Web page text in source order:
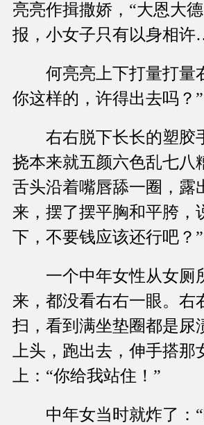
亮亮作揖撒娇，“大恩大
报，小女子只有以身相
何亮亮上下打量打量
你这样的，许得出去吗？”
右右脱下长长的塑胶
挠本来就五颜六色乱七八
舌头沿着嘴唇舔一圈，露
来，摆了摆平胸和平胯，
下，不要钱应该还行吧？”
一个中年女性从女厕
来，都没看右右一眼。右
扫，看到满坐垫圈都是尿
上头，跑出去，伸手搭那
上：“你给我站住！”
中年女当时就炸了：“